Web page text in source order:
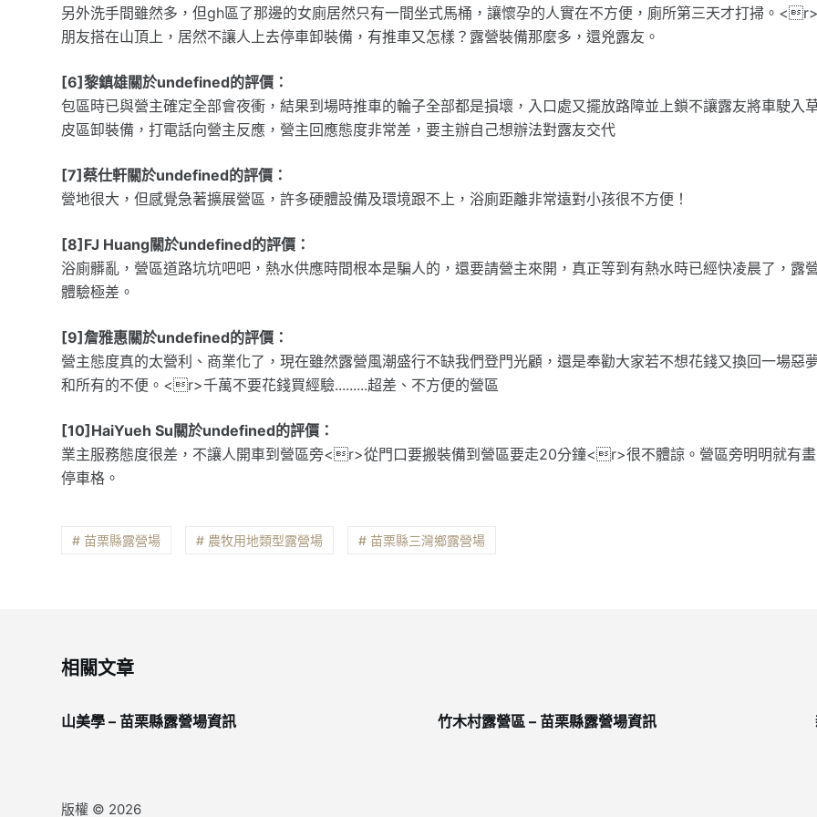
另外洗手間雖然多，但gh區了那邊的女廁居然只有一間坐式馬桶，讓懷孕的人實在不方便，廁所第三天才打掃。<r>
朋友搭在山頂上，居然不讓人上去停車卸裝備，有推車又怎樣？露營裝備那麼多，還兇露友。
[6]黎鎮雄關於undefined的評價：
包區時已與營主確定全部會夜衝，結果到場時推車的輪子全部都是損壞，入口處又擺放路障並上鎖不讓露友將車駛入
皮區卸裝備，打電話向營主反應，營主回應態度非常差，要主辦自己想辦法對露友交代
[7]蔡仕軒關於undefined的評價：
營地很大，但感覺急著擴展營區，許多硬體設備及環境跟不上，浴廁距離非常遠對小孩很不方便！
[8]FJ Huang關於undefined的評價：
浴廁髒亂，營區道路坑坑吧吧，熱水供應時間根本是騙人的，還要請營主來開，真正等到有熱水時已經快凌晨了，露
體驗極差。
[9]詹雅惠關於undefined的評價：
營主態度真的太營利、商業化了，現在雖然露營風潮盛行不缺我們登門光顧，還是奉勸大家若不想花錢又換回一場惡
和所有的不便。<r>千萬不要花錢買經驗.........超差、不方便的營區
[10]HaiYueh Su關於undefined的評價：
業主服務態度很差，不讓人開車到營區旁<r>從門口要搬裝備到營區要走20分鐘<r>很不體諒。營區旁明明就有畫
停車格。
# 苗栗縣露營場 # 農牧用地類型露營場 # 苗栗縣三灣鄉露營場
相關文章
山美學 – 苗栗縣露營場資訊 竹木村露營區 – 苗栗縣露營場資訊
版權 © 2026